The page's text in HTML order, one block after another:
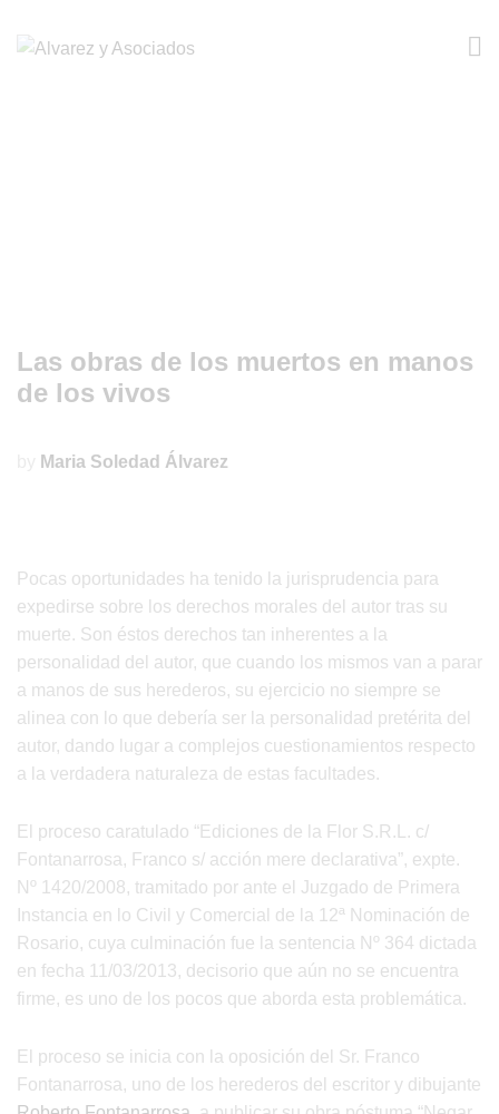
Las obras de los muertos en manos
de los vivos
Maria Soledad Álvarez
Pocas oportunidades ha tenido la jurisprudencia para
expedirse sobre los derechos morales del autor tras su
muerte. Son éstos derechos tan inherentes a la
personalidad del autor, que cuando los mismos van a parar
a manos de sus herederos, su ejercicio no siempre se
alinea con lo que debería ser la personalidad pretérita del
autor, dando lugar a complejos cuestionamientos respecto
a la verdadera naturaleza de estas facultades.
El proceso caratulado “Ediciones de la Flor S.R.L. c/
Fontanarrosa, Franco s/ acción mere declarativa”, expte.
Nº 1420/2008, tramitado por ante el Juzgado de Primera
Instancia en lo Civil y Comercial de la 12ª Nominación de
Rosario, cuya culminación fue la sentencia Nº 364 dictada
en fecha 11/03/2013, decisorio que aún no se encuentra
firme, es uno de los pocos que aborda esta problemática.
El proceso se inicia con la oposición del Sr. Franco
Fontanarrosa, uno de los herederos del escritor y dibujante